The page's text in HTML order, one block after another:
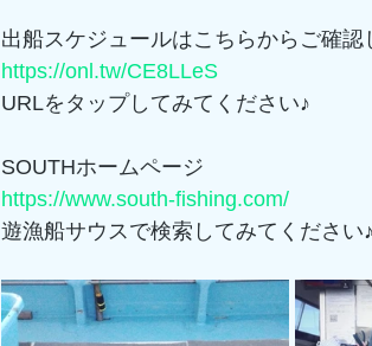
出船スケジュールはこちらからご確認
https://onl.tw/CE8LLeS
URLをタップしてみてください♪
SOUTHホームページ
https://www.south-fishing.com/
遊漁船サウスで検索してみてください♪